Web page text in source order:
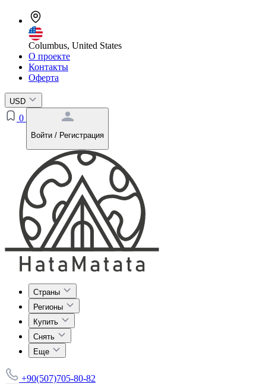
Columbus, United States
О проекте
Контакты
Оферта
USD
0
Войти / Регистрация
Страны
Регионы
Купить
Снять
Еще
+90(507)705-80-82